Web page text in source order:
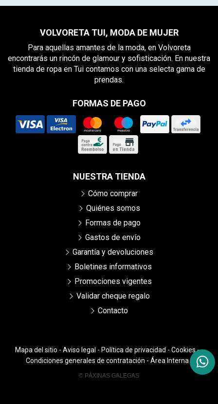
VOLVORETA TUI, MODA DE MUJER
Para aquellas amantes de la moda, en Volvoreta
encontrarás un rincón de glamour y sofisticación. En nuestra
tienda de ropa en Tui contamos con una selecta gama de
prendas.
FORMAS DE PAGO
NUESTRA TIENDA
Cómo comprar
Quiénes somos
Formas de pago
Gastos de envío
Garantía y devoluciones
Boletines informativos
Promociones vigentes
Validar cheque regalo
Contacto
Mapa del sitio - Aviso legal - Política de privacidad - Cookies-
Condiciones generales de contratación - Área Interna
© PÁXINAS GALEGAS